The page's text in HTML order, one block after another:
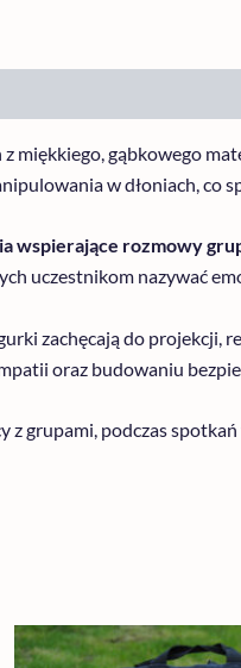
miękkiego, gąbkowego
w dłoniach, co
wspierające rozmowy
uczestnikom nazywać
zachęcają do
oraz budowaniu
z grupami, podczas
Zakres
cen:
Ten